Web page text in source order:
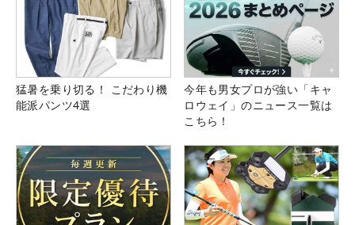
猛暑を乗り切る！ こだわり機
能派パンツ4選
今年も男女プロが強い「キャ
ロウェイ」のニュース一覧は
こちら！